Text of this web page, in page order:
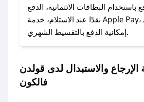
بحل المشكلة في أسرع وقت ممكن.
### ماذا أفعل إذا لم أجد كود خصم لمتجري
المفضل؟
وسنعمل على توفير الكوبونات في
أسرع وقت ممكن.
باستخدام البطاقات الائتمانية، الدفع
نقدًا عند الاستلام، خدمة Apple Pay، بالإضافة إلى
إمكانية الدفع بالتقسيط الشهري.
والاستبدال لدى قولدن
فالكون